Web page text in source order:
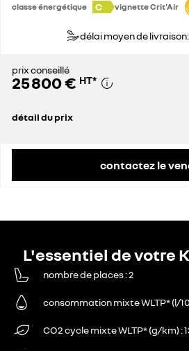
classe énergétique C vignette Crit'Air
délai moyen de
prix conseillé
25 800 € HT*
détail du prix
contactez le
L'essentiel de votre
nombre de places 2
consommation mixte WLTP* (l/
CO2 cycle mixte WLTP* (g/km)